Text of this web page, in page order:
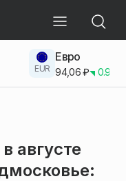
EUR
Евро
94,06₽ 0.93
августе